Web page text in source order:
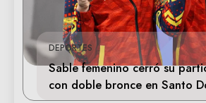
DEPORTES
Sable femenino cerró su
con doble bronce en Santo